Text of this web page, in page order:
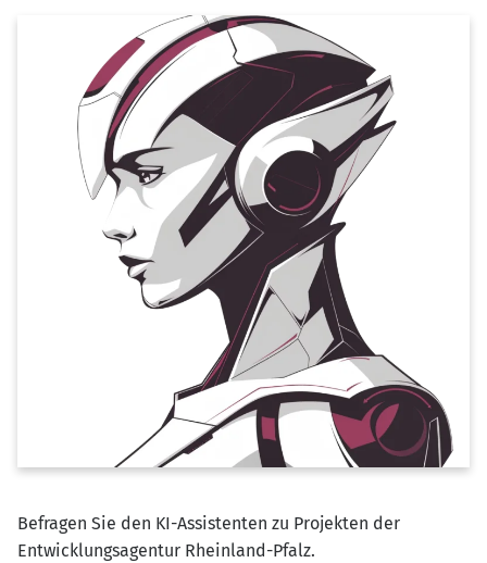
Befragen Sie den KI-Assistenten zu Projekten der
Entwicklungsagentur Rheinland-Pfalz.